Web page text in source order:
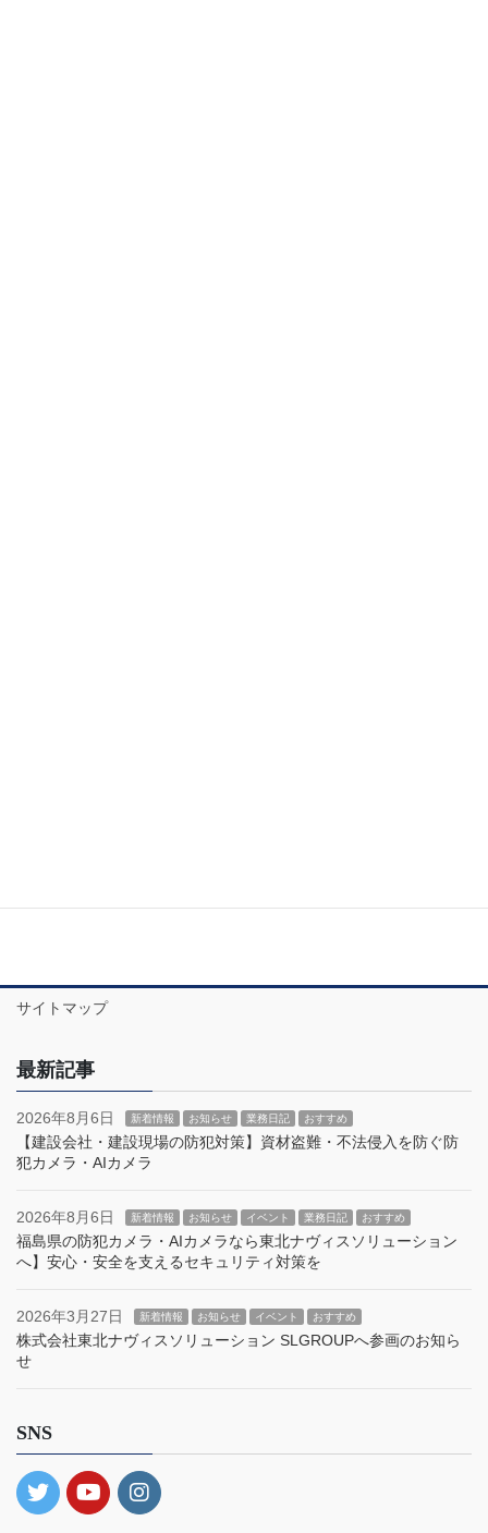
サイトマップ
最新記事
2026年8月6日 新着情報 お知らせ 業務日記 おすすめ
【建設会社・建設現場の防犯対策】資材盗難・不法侵入を防ぐ防
犯カメラ・AIカメラ
2026年8月6日 新着情報 お知らせ イベント 業務日記 おすすめ
福島県の防犯カメラ・AIカメラなら東北ナヴィスソリューション
へ】安心・安全を支えるセキュリティ対策を
2026年3月27日 新着情報 お知らせ イベント おすすめ
株式会社東北ナヴィスソリューション SLGROUPへ参画のお知ら
せ
SNS